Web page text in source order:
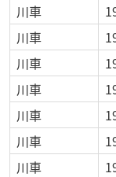
川車
川車
川車
川車
川車
川車
川車